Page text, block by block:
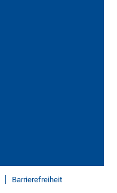
Barrierefreiheit